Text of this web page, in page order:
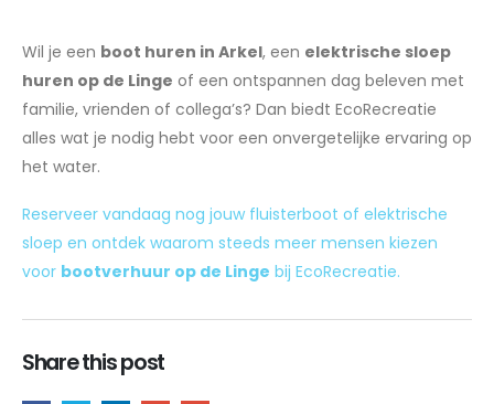
Wil je een boot huren in Arkel, een elektrische sloep
huren op de Linge of een ontspannen dag beleven met
familie, vrienden of collega’s? Dan biedt EcoRecreatie
alles wat je nodig hebt voor een onvergetelijke ervaring op
het water.
Reserveer vandaag nog jouw fluisterboot of elektrische
sloep en ontdek waarom steeds meer mensen kiezen
voor bootverhuur op de Linge bij EcoRecreatie.
Share this post